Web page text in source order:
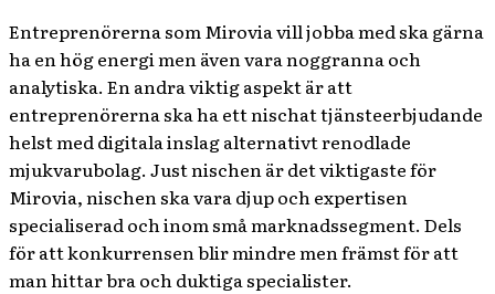
Entreprenörerna som Mirovia vill jobba med ska gärna
ha en hög energi men även vara noggranna och
analytiska. En andra viktig aspekt är att
entreprenörerna ska ha ett nischat tjänsteerbjudande
helst med digitala inslag alternativt renodlade
mjukvarubolag. Just nischen är det viktigaste för
Mirovia, nischen ska vara djup och expertisen
specialiserad och inom små marknadssegment. Dels
för att konkurrensen blir mindre men främst för att
man hittar bra och duktiga specialister.